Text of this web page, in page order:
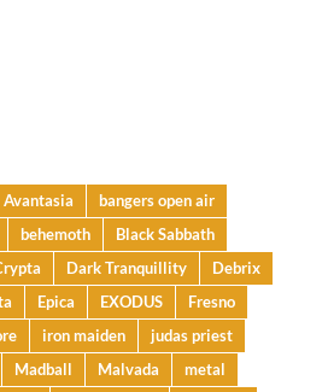
Avantasia
bangers open air
behemoth
Black Sabbath
Dark Tranquillity
Debrix
Epica EXODUS
Fresno
iron maiden
judas priest
Madball Malvada
metal